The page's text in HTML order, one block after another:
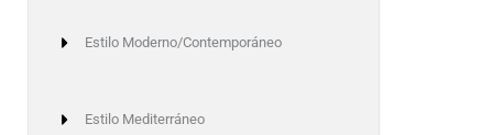
Estilo Moderno/Contemporáneo
Estilo Mediterráneo